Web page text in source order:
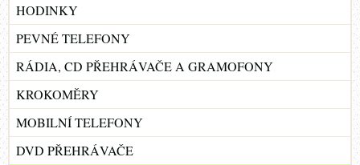
HODINKY
PEVNÉ TELEFONY
RÁDIA, CD PŘEHRÁVAČE A GRAMOFONY
KROKOMĚRY
MOBILNÍ TELEFONY
DVD PŘEHRÁVAČE